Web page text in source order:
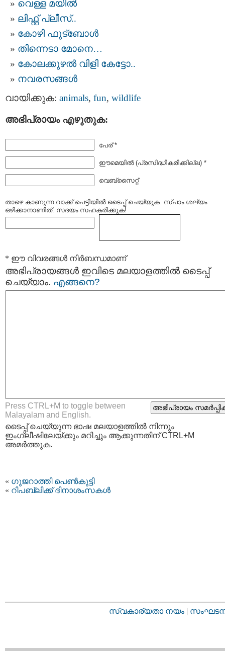
വെള്ള മയില്‍
ലിഫ്റ്റ്‌ പ്ലീസ്‌..
കോഴി ഫുട്ബോള്‍
തിന്നെടാ മോനെ…
കോലക്കുഴല്‍ വിളി കേട്ടോ..
നവരസങ്ങള്‍
വായിക്കുക: animals, fun, wildlife
അഭിപ്രായം എഴുതുക:
പേര് *
ഈമെയില്‍ (പ്രസിദ്ധീകരിക്കില്ല) *
വെബ്സൈറ്റ്
താഴെ കാണുന്ന വാക്ക് പെട്ടിയില്‍ ടൈപ്പ്‌ ചെയ്യുക. സ്പാം ശല്യം
ഒഴിക്കാനാണിത്. സദയം സഹകരിക്കുക!
* ഈ വിവരങ്ങള്‍ നിര്‍ബന്ധമാണ്
അഭിപ്രായങ്ങള്‍ ഇവിടെ മലയാളത്തില്‍ ടൈപ്പ്
ചെയ്യാം. എങ്ങനെ?
Press CTRL+M to toggle between
Malayalam and English.
ടൈപ്പ്‌ ചെയ്യുന്ന ഭാഷ മലയാളത്തില്‍ നിന്നും
ഇംഗ്ലീഷിലേയ്ക്കും മറിച്ചും ആക്കുന്നതിന് CTRL+M
അമര്‍ത്തുക.
« ഗുജറാത്തി പെണ്‍കുട്ടി
« റിപബ്ലിക്ക് ദിനാശംസകള്‍
സ്വകാര്യതാ നയം |